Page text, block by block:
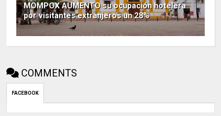
MOMPOX AUMENTO su ocupación hotelera
por visitantes extranjeros un 28%
COMMENTS
FACEBOOK